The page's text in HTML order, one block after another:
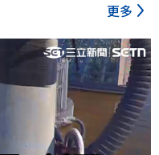
更多